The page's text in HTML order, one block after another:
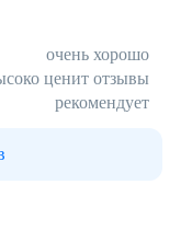
очень хорошо
ценит отзывы
рекомендует